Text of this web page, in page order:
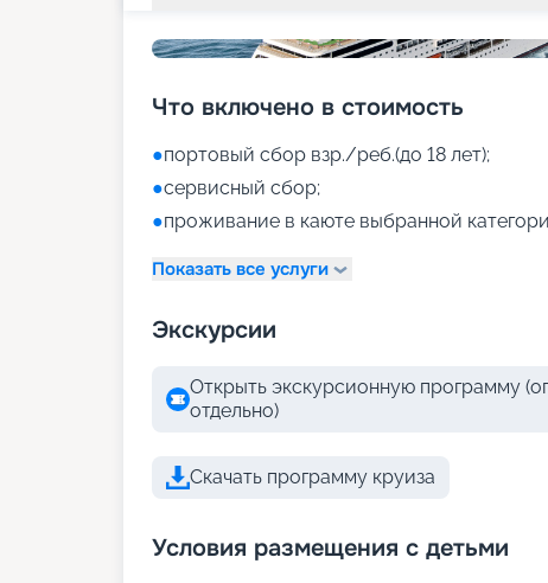
Что включено в стоимость
●портовый сбор взр./реб.(до 18 лет);
●сервисный сбор;
●проживание в каюте выбранной
Показать все услуги
Экскурсии
Открыть экскурсионную программу
отдельно)
Скачать программу круиза
Условия размещения с детьми